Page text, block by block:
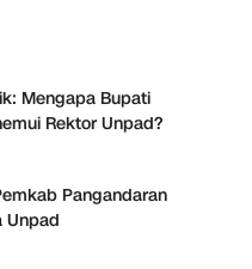
Mengapa Bupati
Rektor Unpad?
Pangandaran
Unpad